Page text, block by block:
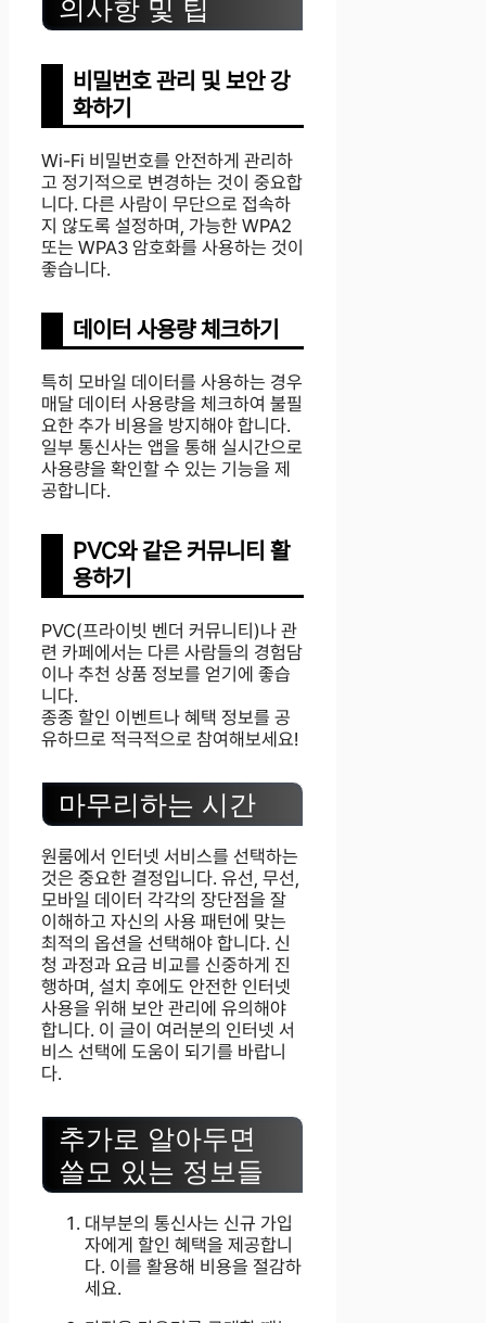
의사항 및 팁
비밀번호 관리 및 보안 강
화하기
Wi-Fi 비밀번호를 안전하게 관리하
고 정기적으로 변경하는 것이 중요합
니다. 다른 사람이 무단으로 접속하
지 않도록 설정하며, 가능한 WPA2
또는 WPA3 암호화를 사용하는 것이
좋습니다.
데이터 사용량 체크하기
특히 모바일 데이터를 사용하는 경우
매달 데이터 사용량을 체크하여 불필
요한 추가 비용을 방지해야 합니다.
일부 통신사는 앱을 통해 실시간으로
사용량을 확인할 수 있는 기능을 제
공합니다.
PVC와 같은 커뮤니티 활
용하기
PVC(프라이빗 벤더 커뮤니티)나 관
련 카페에서는 다른 사람들의 경험담
이나 추천 상품 정보를 얻기에 좋습
니다.
종종 할인 이벤트나 혜택 정보를 공
유하므로 적극적으로 참여해보세요!
마무리하는 시간
원룸에서 인터넷 서비스를 선택하는
것은 중요한 결정입니다. 유선, 무선,
모바일 데이터 각각의 장단점을 잘
이해하고 자신의 사용 패턴에 맞는
최적의 옵션을 선택해야 합니다. 신
청 과정과 요금 비교를 신중하게 진
행하며, 설치 후에도 안전한 인터넷
사용을 위해 보안 관리에 유의해야
합니다. 이 글이 여러분의 인터넷 서
비스 선택에 도움이 되기를 바랍니
다.
추가로 알아두면
쓸모 있는 정보들
대부분의 통신사는 신규 가입
자에게 할인 혜택을 제공합니
다. 이를 활용해 비용을 절감하
세요.